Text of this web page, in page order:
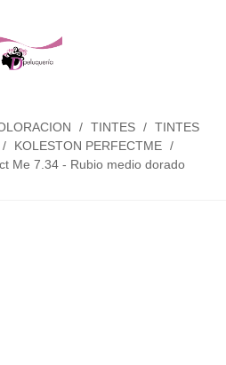
/ TINTES / TINTES
/ KOLESTON PERFECTME /
Me 7.34 - Rubio medio dorado